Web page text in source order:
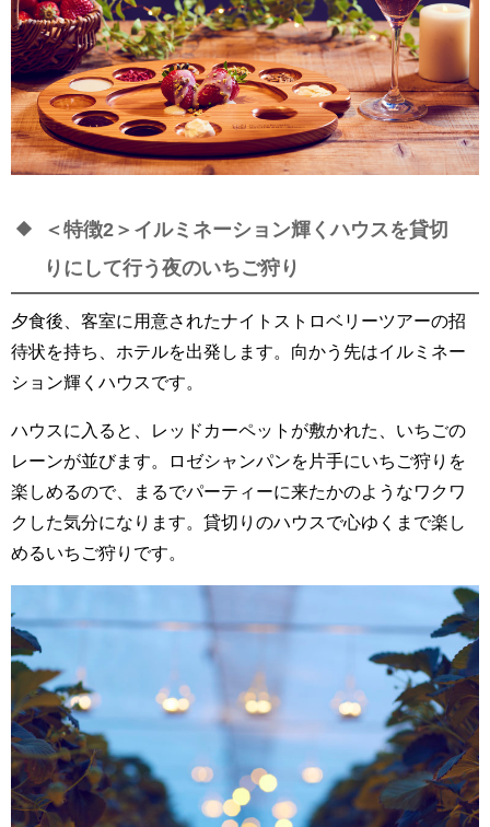
＜特徴2＞イルミネーション輝くハウスを貸切
りにして行う夜のいちご狩り
夕食後、客室に用意されたナイトストロベリーツアーの招
待状を持ち、ホテルを出発します。向かう先はイルミネー
ション輝くハウスです。
ハウスに入ると、レッドカーペットが敷かれた、いちごの
レーンが並びます。ロゼシャンパンを片手にいちご狩りを
楽しめるので、まるでパーティーに来たかのようなワクワ
クした気分になります。貸切りのハウスで心ゆくまで楽し
めるいちご狩りです。